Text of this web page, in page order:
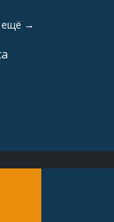
ещё →